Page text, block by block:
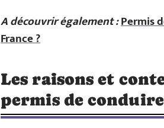
A découvrir également :Permis
France ?
Les raisons et
permis de conduire